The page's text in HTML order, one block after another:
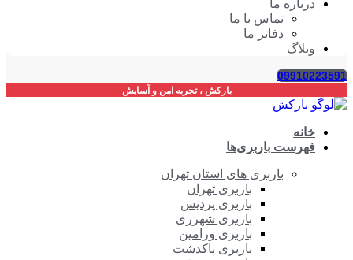
درباره ما
تماس با ما
دفاتر ما
وبلاگ
09910223591
بارکش ، تجربه امن و آسایش
خانه
فهرست باربری‌ها
باربری های استان تهران
باربری تهران
باربری پردیس
باربری شهرری
باربری ورامین
باربری پاکدشت